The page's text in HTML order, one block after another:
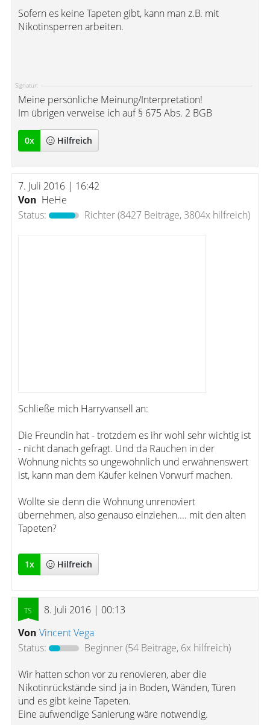
Sofern es keine Tapeten gibt, kann man z.B. mit
Nikotinsperren arbeiten.
Signatur:
Meine persönliche Meinung/Interpretation!
Im übrigen verweise ich auf § 675 Abs. 2 BGB
0x Hilfreich
7. Juli 2016 | 16:42
Von HeHe
Status:
Richter(8427 Beiträge, 3804x hilfreich)
Schließe mich Harryvansell an:
Die Freundin hat - trotzdem es ihr wohl sehr wichtig ist
- nicht danach gefragt. Und da Rauchen in der
Wohnung nichts so ungewöhnlich und erwähnenswert
ist, kann man dem Käufer keinen Vorwurf machen.
Wollte sie denn die Wohnung unrenoviert
übernehmen, also genauso einziehen.... mit den alten
Tapeten?
1x Hilfreich
8. Juli 2016 | 00:13
Von Vincent Vega
Status:
Beginner(54 Beiträge, 6x hilfreich)
Wir hatten schon vor zu renovieren, aber die
Nikotinrückstände sind ja in Boden, Wänden, Türen
und es gibt keine Tapeten.
Eine aufwendige Sanierung wäre notwendig.